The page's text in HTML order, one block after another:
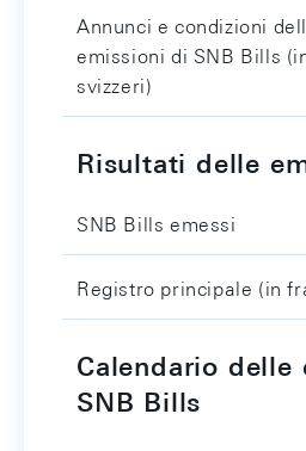
Annunci e condizioni
emissioni di SNB Bills
svizzeri)
Risultati delle
SNB Bills emessi
Registro principale (in
Calendario delle
SNB Bills